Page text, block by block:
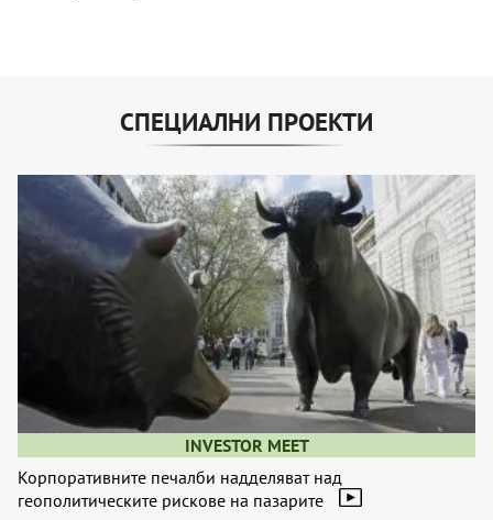
СПЕЦИАЛНИ ПРОЕКТИ
INVESTOR MEET
Корпоративните печалби надделяват над
геополитическите рискове на пазарите